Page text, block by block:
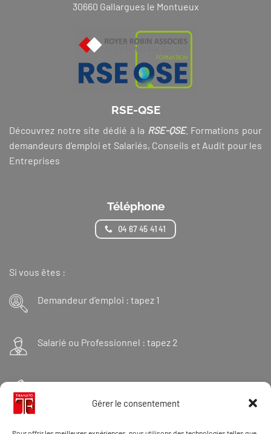
Gérer le consentement
30660 Gallargues le Montueux
RSE-QSE
Découvrez notre site dédié à la RSE-QSE. Formations pour
demandeurs d’emploi et Salariés, Conseils et Audit pour les
Entreprises
Téléphone
04 67 45 41 41
Si vous êtes :
Demandeur d’emploi : tapez 1
Salarié ou Professionnel : tapez 2
Financeur : tapez 3
Et « 98 » pour une formation Thanatopraxie